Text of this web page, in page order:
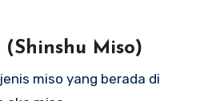
Miso)
miso yang berada di